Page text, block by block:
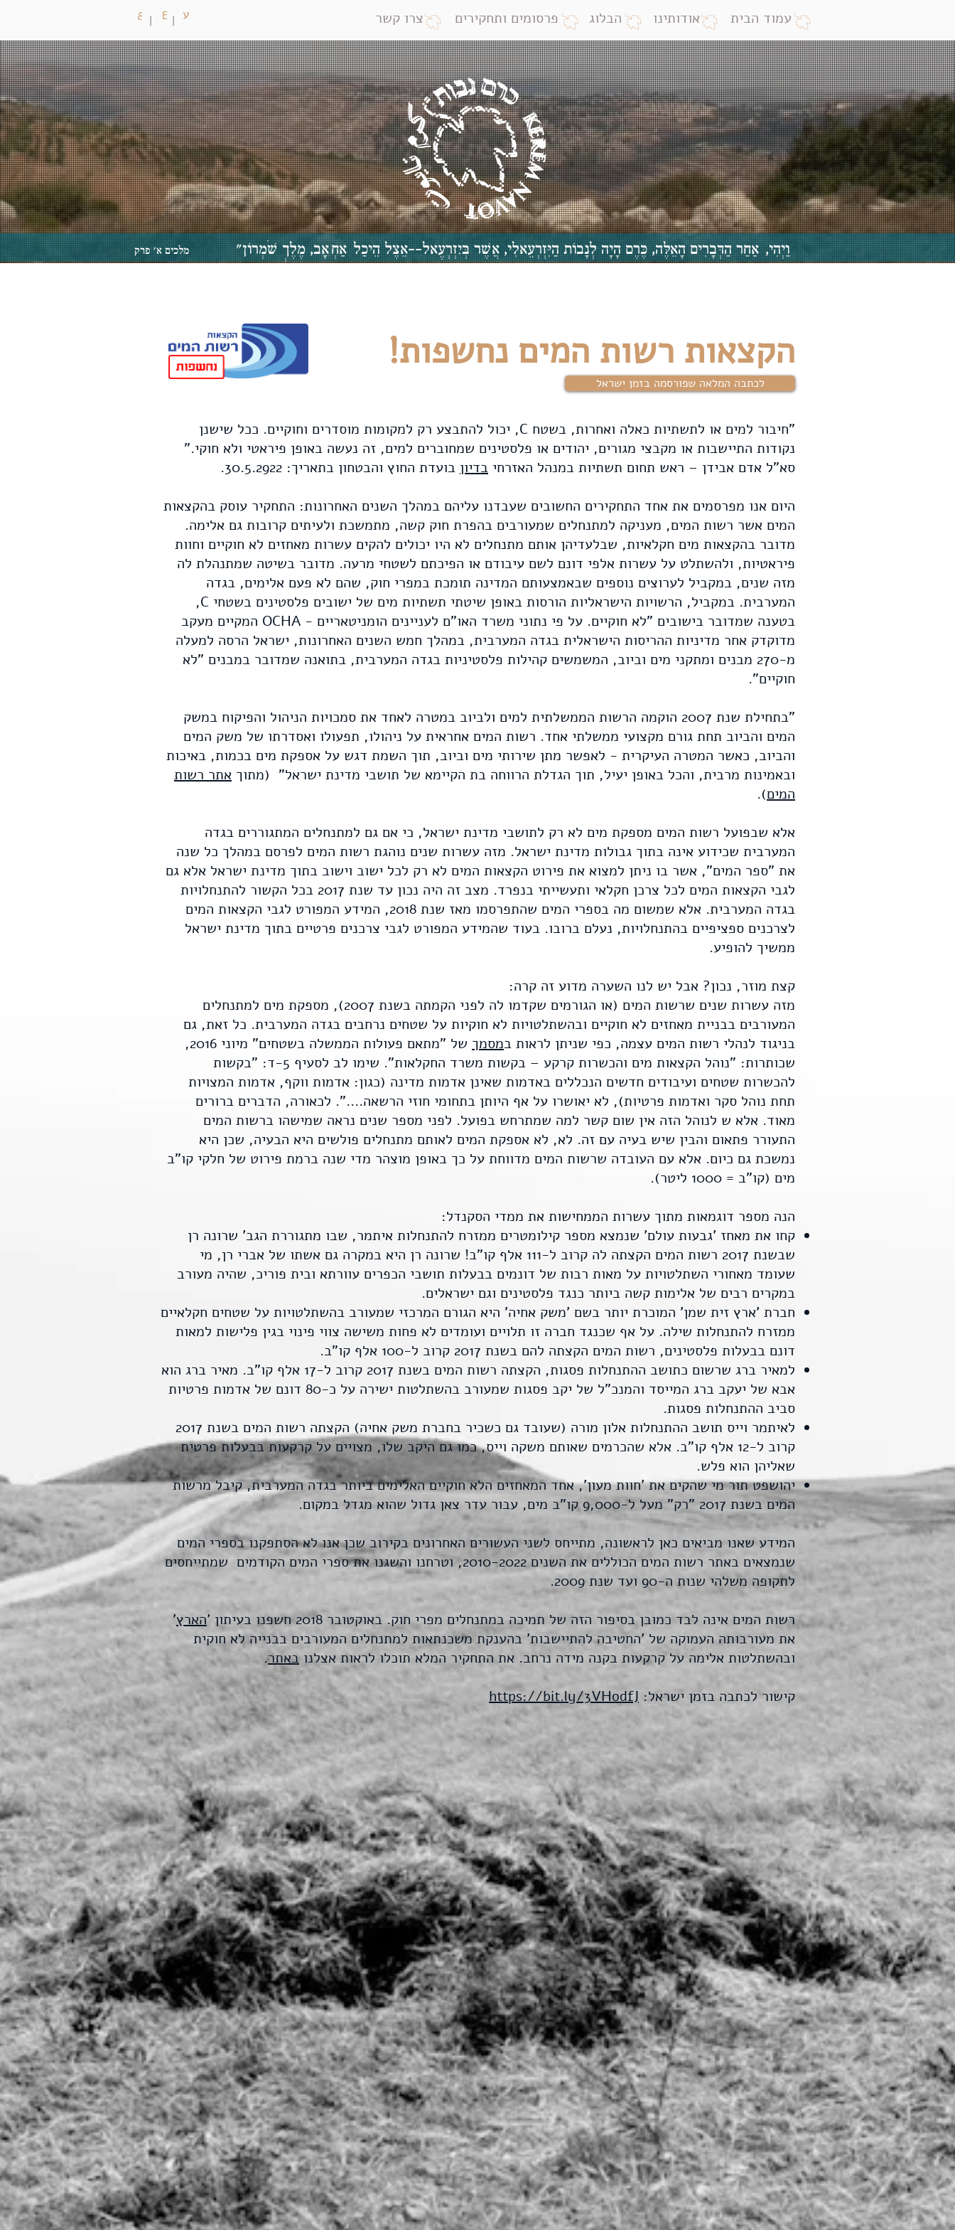
| | ע E ع צרו קשר פרסומים ותחקירים הבלוג אודותינו עמוד הבית
וַיְהִי, אַחַר הַדְּבָרִים הָאֵלֶּה, כֶּרֶם הָיָה לְנָבוֹת הַיִּזְרְעֵאלִי, אֲשֶׁר בְּיִזְרְעֶאל--אֵצֶל הֵיכַל אַחְאָב, מֶלֶךְ שֹׁמְרוֹן"
מלכים א' פרק
הקצאות רשות המים נחשפות!
לכתבה המלאה שפורסמה בזמן ישראל
"חיבור למים או לתשתיות כאלה ואחרות, בשטח C, יכול להתבצע רק למקומות מוסדרים וחוקיים. ככל שישנן
נקודות התיישבות או מקבצי מגורים, יהודים או פלסטינים שמחוברים למים, זה נעשה באופן פיראטי ולא חוקי."
סא"ל אדם אבידן – ראש תחום תשתיות במנהל האזרחי בדיון בועדת החוץ והבטחון בתאריך: 30.5.2922.
היום אנו מפרסמים את אחד התחקירים החשובים שעבדנו עליהם במהלך השנים האחרונות: התחקיר עוסק בהקצאות
המים אשר רשות המים, מעניקה למתנחלים שמעורבים בהפרת חוק קשה, מתמשכת ולעיתים קרובות גם אלימה.
מדובר בהקצאות מים חקלאיות, שבלעדיהן אותם מתנחלים לא היו יכולים להקים עשרות מאחזים לא חוקיים וחוות
פיראטיות, ולהשתלט על עשרות אלפי דונם לשם עיבודם או הפיכתם לשטחי מרעה. מדובר בשיטה שמתנהלת לה
מזה שנים, במקביל לערוצים נוספים שבאמצעותם המדינה תומכת במפרי חוק, שהם לא פעם אלימים, בגדה
המערבית. במקביל, הרשויות הישראליות הורסות באופן שיטתי תשתיות מים של ישובים פלסטינים בשטחי C,
בטענה שמדובר בישובים "לא חוקיים. על פי נתוני משרד האו"ם לעניינים הומניטאריים - OCHA המקיים מעקב
מדוקדק אחר מדיניות ההריסות הישראלית בגדה המערבית, במהלך חמש השנים האחרונות, ישראל הרסה למעלה
מ-270 מבנים ומתקני מים וביוב, המשמשים קהילות פלסטיניות בגדה המערבית, בתואנה שמדובר במבנים "לא
חוקיים".
"בתחילת שנת 2007 הוקמה הרשות הממשלתית למים ולביוב במטרה לאחד את סמכויות הניהול והפיקוח במשק
המים והביוב תחת גורם מקצועי ממשלתי אחד. רשות המים אחראית על ניהולו, תפעולו ואסדרתו של משק המים
והביוב, כאשר המטרה העיקרית - לאפשר מתן שירותי מים וביוב, תוך השמת דגש על אספקת מים בכמות, באיכות
ובאמינות מרבית, והכל באופן יעיל, תוך הגדלת הרווחה בת הקיימא של תושבי מדינת ישראל" (מתוך אתר רשות
המים).
אלא שבפועל רשות המים מספקת מים לא רק לתושבי מדינת ישראל, כי אם גם למתנחלים המתגוררים בגדה
המערבית שכידוע אינה בתוך גבולות מדינת ישראל. מזה עשרות שנים נוהגת רשות המים לפרסם במהלך כל שנה
את "ספר המים", אשר בו ניתן למצוא את פירוט הקצאות המים לא רק לכל ישוב וישוב בתוך מדינת ישראל אלא גם
לגבי הקצאות המים לכל צרכן חקלאי ותעשייתי בנפרד. מצב זה היה נכון עד שנת 2017 בכל הקשור להתנחלויות
בגדה המערבית. אלא שמשום מה בספרי המים שהתפרסמו מאז שנת 2018, המידע המפורט לגבי הקצאות המים
לצרכנים ספציפיים בהתנחלויות, נעלם ברובו. בעוד שהמידע המפורט לגבי צרכנים פרטיים בתוך מדינת ישראל
ממשיך להופיע.
קצת מוזר, נכון? אבל יש לנו השערה מדוע זה קרה:
מזה עשרות שנים שרשות המים (או הגורמים שקדמו לה לפני הקמתה בשנת 2007), מספקת מים למתנחלים
המעורבים בבניית מאחזים לא חוקיים ובהשתלטויות לא חוקיות על שטחים נרחבים בגדה המערבית. כל זאת, גם
בניגוד לנהלי רשות המים עצמה, כפי שניתן לראות במסמך
של "מתאם פעולות הממשלה בשטחים" מיוני 2016,
שכותרות: "נוהל הקצאות מים והכשרות קרקע – בקשות משרד החקלאות". שימו לב לסעיף 5-ד: "בקשות
להכשרות שטחים ועיבודים חדשים הנכללים באדמות שאינן אדמות מדינה (כגון: אדמות ווקף, אדמות המצויות
תחת נוהל סקר ואדמות פרטיות), לא יאושרו על אף היותן בתחומי חוזי הרשאה....". לכאורה, הדברים ברורים
מאוד. אלא ש לנוהל הזה אין שום קשר למה שמתרחש בפועל. לפני מספר שנים נראה שמישהו ברשות המים
התעורר פתאום והבין שיש בעיה עם זה. לא, לא אספקת המים לאותם מתנחלים פולשים היא הבעיה, שכן היא
נמשכת גם כיום. אלא עם העובדה שרשות המים מדווחת על כך באופן מוצהר מדי שנה ברמת פירוט של חלקי קו"ב
מים (קו"ב = 1000 ליטר).
הנה מספר דוגמאות מתוך עשרות הממחישות את ממדי הסקנדל:
קחו את מאחז 'גבעות עולם' שנמצא מספר קילומטרים ממזרח להתנחלות איתמר, שבו מתגוררת הגב' שרונה רן
שבשנת 2017 רשות המים הקצתה לה קרוב ל-111 אלף קו"ב! שרונה רן היא במקרה גם אשתו של אברי רן, מי
שעומד מאחורי השתלטויות על מאות רבות של דונמים בבעלות תושבי הכפרים עוורתא ובית פוריכ, שהיה מעורב
במקרים רבים של אלימות קשה ביותר כנגד פלסטינים וגם ישראלים.
חברת 'ארץ זית שמן' המוכרת יותר בשם 'משק אחיה' היא הגורם המרכזי שמעורב בהשתלטויות על שטחים חקלאיים
ממזרח להתנחלות שילה. על אף שכנגד חברה זו תלויים ועומדים לא פחות משישה צווי פינוי בגין פלישות למאות
דונם בבעלות פלסטינים, רשות המים הקצתה להם בשנת 2017 קרוב ל-100 אלף קו"ב.
למאיר ברג שרשום כתושב ההתנחלות פסגות, הקצתה רשות המים בשנת 2017 קרוב ל-17 אלף קו"ב. מאיר ברג הוא
אבא של יעקב ברג המייסד והמנכ"ל של יקב פסגות שמעורב בהשתלטות ישירה על כ-80 דונם של אדמות פרטיות
סביב ההתנחלות פסגות.
לאיתמר וייס תושב ההתנחלות אלון מורה (שעובד גם כשכיר בחברת משק אחיה) הקצתה רשות המים בשנת 2017
קרוב ל-12 אלף קו"ב. אלא שהכרמים שאותם משקה וייס, כמו גם היקב שלו, מצויים על קרקעות בבעלות פרטית
שאליהן הוא פלש.
יהושפט תור מי שהקים את 'חוות מעון', אחד המאחזים הלא חוקיים האלימים ביותר בגדה המערבית, קיבל מרשות
המים בשנת 2017 "רק" מעל ל-9,000 קו"ב מים, עבור עדר צאן גדול שהוא מגדל במקום.
המידע שאנו מביאים כאן לראשונה, מתייחס לשני העשורים האחרונים בקירוב שכן אנו לא הסתפקנו בספרי המים
שנמצאים באתר רשות המים הכוללים את השנים 2010-2022, וטרחנו והשגנו את ספרי המים הקודמים שמתייחסים
לתקופה משלהי שנות ה-90 ועד שנת 2009.
רשות המים אינה לבד כמובן בסיפור הזה של תמיכה במתנחלים מפרי חוק. באוקטובר 2018 חשפנו בעיתון '
הארץ'
את מעורבותה העמוקה של 'החטיבה להתיישבות' בהענקת משכנתאות למתנחלים המעורבים בבנייה לא חוקית
ובהשתלטות אלימה על קרקעות בקנה מידה נרחב. את התחקיר המלא תוכלו לראות אצלנובאתר.
קישור לכתבה בזמן ישראל: https://bit.ly/3VHodfJ